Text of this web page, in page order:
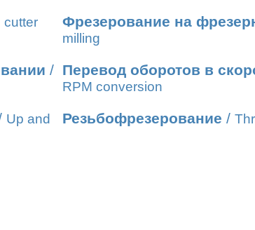
cutter Фрезерование на
milling
/ Перевод оборотов в
RPM conversion
Up and
Резьбофрезерование /